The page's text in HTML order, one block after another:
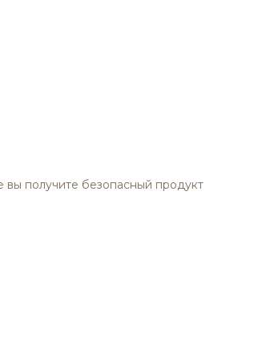
вы получите безопасный продукт